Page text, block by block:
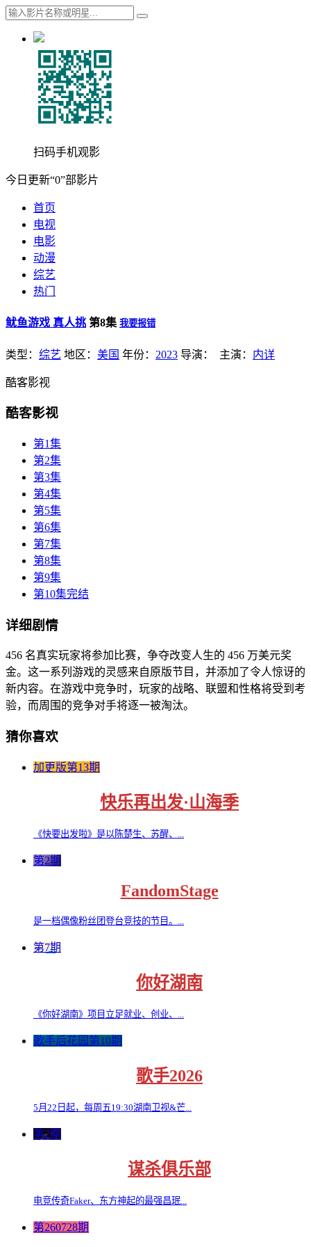
扫码手机观影
今日更新“0”部影片
首页
电视
电影
动漫
综艺
热门
鱿鱼游戏 真人挑 第8集 我要报错
类型： 综艺 地区： 美国 年份： 2023 导演： 主演： 内详
酷客影视
酷客影视
第1集
第2集
第3集
第4集
第5集
第6集
第7集
第8集
第9集
第10集完结
详细剧情
456 名真实玩家将参加比赛，争夺改变人生的 456 万美元奖
金。这一系列游戏的灵感来自原版节目，并添加了令人惊讶的
新内容。在游戏中竞争时，玩家的战略、联盟和性格将受到考
验，而周围的竞争对手将逐一被淘汰。
猜你喜欢
加更版第13期
快乐再出发·山海季
《快要出发啦》是以陈楚生、苏醒、...
第2期
FandomStage
是一档偶像粉丝团登台竞技的节目。...
第7期
你好湖南
《你好湖南》项目立足就业、创业、...
歌手后花园第10期
歌手2026
5月22日起，每周五19:30湖南卫视&芒...
第2期
谋杀俱乐部
电竞传奇Faker、东方神起的最强昌珉...
第260728期